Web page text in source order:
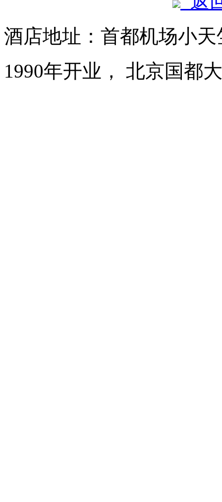
酒店地址：首都机场小
1990年开业， 北京国